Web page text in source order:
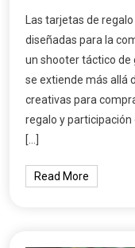
Las tarjetas de
diseñadas para la
un shooter táctico de
se extiende más allá
creativas para
regalo y
[…]
Read More